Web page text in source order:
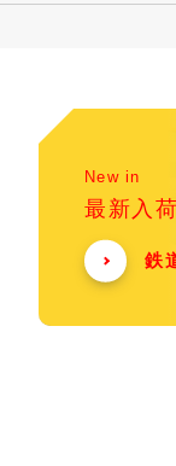
New in
最新入荷
鉄